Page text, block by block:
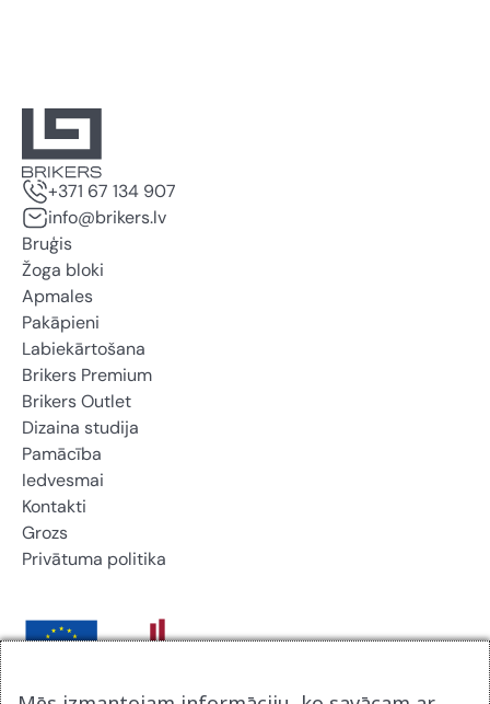
+371 67 134 907
info@brikers.lv
Bruģis
Žoga bloki
Apmales
Pakāpieni
Labiekārtošana
Brikers Premium
Brikers Outlet
Dizaina studija
Pamācība
Iedvesmai
Kontakti
Grozs
Privātuma politika